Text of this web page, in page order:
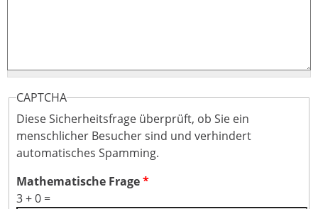
CAPTCHA
Diese Sicherheitsfrage überprüft, ob Sie ein
menschlicher Besucher sind und verhindert
automatisches Spamming.
Mathematische Frage*
3 + 0 =